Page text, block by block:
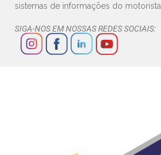
sistemas de informações do motorista.
SIGA-NOS EM NOSSAS REDES SOCIAIS: